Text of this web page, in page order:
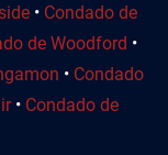
• Condado de
de Woodford •
• Condado
• Condado de